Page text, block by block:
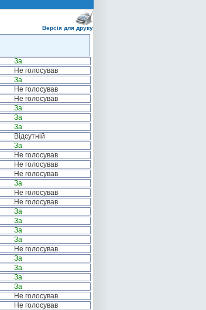
Версія для друку
За
Не голосував
За
Не голосував
Не голосував
За
За
За
Відсутній
За
Не голосував
Не голосував
Не голосував
За
Не голосував
Не голосував
За
За
За
За
Не голосував
За
За
За
За
Не голосував
Не голосував